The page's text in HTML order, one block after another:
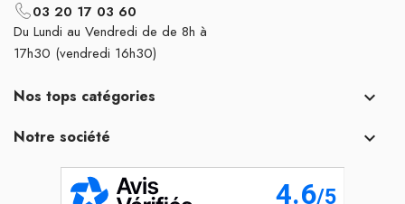
03 20 17 03 60
Du Lundi au Vendredi de de 8h à
17h30 (vendredi 16h30)
Nos tops catégories 
Notre société 